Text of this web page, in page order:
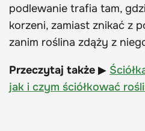
podlewanie trafia tam,
korzeni, zamiast znikać z
zanim roślina zdąży z
Przeczytaj także ▶
jak i czym ściółkować